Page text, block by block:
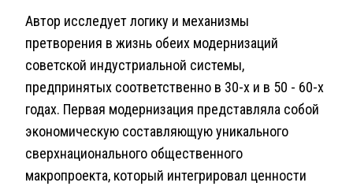
Автор исследует логику и механизмы
претворения в жизнь обеих модернизаций
советской индустриальной системы,
предпринятых соответственно в 30-х и в 50 - 60-х
годах. Первая модернизация представляла собой
экономическую составляющую уникального
сверхнационального общественного
макропроекта, который интегрировал ценности